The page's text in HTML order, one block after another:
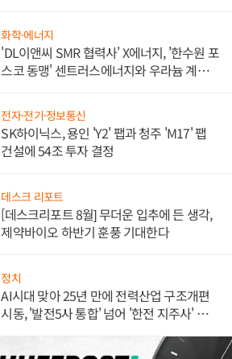
화학·에너지
'DL이앤씨 SMR 협력사' X에너지, '한수원 포
스코 동맹' 센트러스에너지와 우라늄 계약
전자·전기·정보통신
SK하이닉스, 용인 'Y2' 팹과 청주 'M17' 팹
건설에 54조 투자 결정
데스크 리포트
[데스크리포트 8월] 무더운 입추에 든 생각,
제약바이오 하반기 훈풍 기대한다
정치
AI시대 맞아 25년 만에 전력산업 구조개편
시동, '발전5사 통합' 넘어 '한전 지주사' 재편